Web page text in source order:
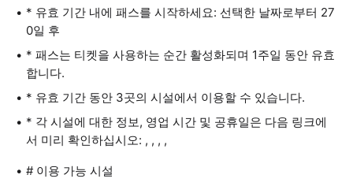
* 유효 기간 내에 패스를 시작하세요: 선택한 날짜로부터 27
0일 후
* 패스는 티켓을 사용하는 순간 활성화되며 1주일 동안 유효
합니다.
* 유효 기간 동안 3곳의 시설에서 이용할 수 있습니다.
* 각 시설에 대한 정보, 영업 시간 및 공휴일은 다음 링크에
서 미리 확인하십시오: , , , ,
# 이용 가능 시설